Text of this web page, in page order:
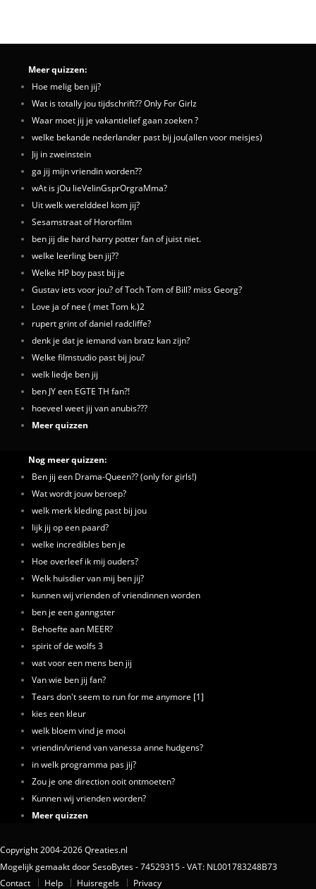
Meer quizzen:
Hoe melig ben jij?
Wat is totally jou tijdschrift?? Only For Girlz
Waar moet jij je vakantielief gaan zoeken ?
welke bekande nederlander past bij jou(allen voor meisjes)
Jij in zweinstein
ga jij mijn vriendin worden??
wAt is jOu lieVelinGsprOrgraMma?
Uit welk werelddeel kom jij?
Sesamstraat of Hororfilm
ben jij die hard harry potter fan of juist niet.
welke leerling ben jij??
Welke HP boy past bij je
Gustav iets voor jou? of Toch Tom of Bill? miss Georg?
Love ja of nee ( met Tom k.)2
rupert grint of daniel radcliffe?
denk je dat je iemand van bratz kan zijn?
Welke filmstudio past bij jou?
welk liedje ben jij
ben JY een EGTE TH fan?!
hoeveel weet jij van anubis???
Meer quizzen
Nog meer quizzen:
Ben jij een Drama-Queen?? (only for girls!)
Wat wordt jouw beroep?
welk merk kleding past bij jou
lijk jij op een paard?
welke incredibles ben je
Hoe overleef ik mij ouders?
Welk huisdier van mij ben jij?
kunnen wij vrienden of vriendinnen worden
ben je een ganngster
Behoefte aan MEER?
spirit of de wolfs 3
wat voor een mens ben jij
Van wie ben jij fan?
Tears don't seem to run for me anymore [1]
kies een kleur
welk bloem vind je mooi
vriendin/vriend van vanessa anne hudgens?
in welk programma pas jij?
Zou je one direction ooit ontmoeten?
Kunnen wij vrienden worden?
Meer quizzen
Copyright 2004-2026 Qreaties.nl
Mogelijk gemaakt door SesoBytes - 74529315 - VAT: NL001783248B73
Contact
Help Huisregels Privacy